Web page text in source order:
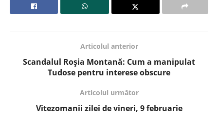
Articolul anterior
Scandalul Roșia Montană: Cum a manipulat
Tudose pentru interese obscure
Articolul următor
Vitezomanii zilei de vineri, 9 februarie